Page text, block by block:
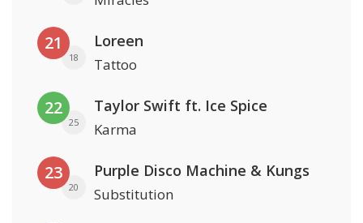
21
18
Loreen
Tattoo
22
25
Taylor Swift ft. Ice Spice
Karma
23
20
Purple Disco Machine & Kungs
Substitution